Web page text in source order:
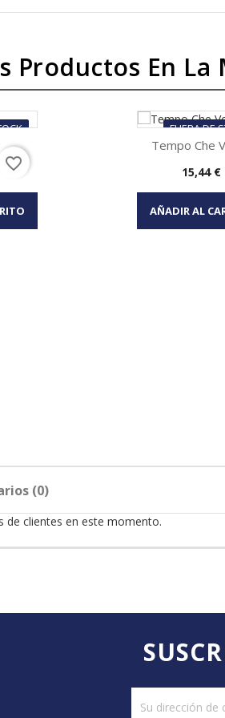
Productos En La
favorite_border
FUERA DE
Vista
Tempo Che
Precio
15,44 €
AÑADIR AL
(0)
de clientes en este momento.